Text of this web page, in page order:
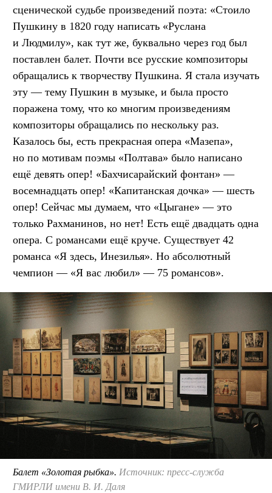
сценической судьбе произведений поэта: «Стоило
Пушкину в 1820 году написать «Руслана
и Людмилу», как тут же, буквально через год был
поставлен балет. Почти все русские композиторы
обращались к творчеству Пушкина. Я стала изучать
эту — тему Пушкин в музыке, и была просто
поражена тому, что ко многим произведениям
композиторы обращались по нескольку раз.
Казалось бы, есть прекрасная опера «Мазепа»,
но по мотивам поэмы «Полтава» было написано
ещё девять опер! «Бахчисарайский фонтан» —
восемнадцать опер! «Капитанская дочка» — шесть
опер! Сейчас мы думаем, что «Цыгане» — это
только Рахманинов, но нет! Есть ещё двадцать одна
опера. С романсами ещё круче. Существует 42
романса «Я здесь, Инезилья». Но абсолютный
чемпион — «Я вас любил» — 75 романсов».
Балет «Золотая рыбка». Источник: пресс-служба
ГМИРЛИ имени В. И. Даля